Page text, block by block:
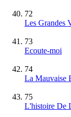
72
Les Grandes
73
Ecoute-moi
74
La Mauvaise
75
L'histoire De